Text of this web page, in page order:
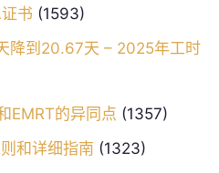
书 (1593)
降到20.67天 – 2025年工时
EMRT的异同点 (1357)
和详细指南 (1323)